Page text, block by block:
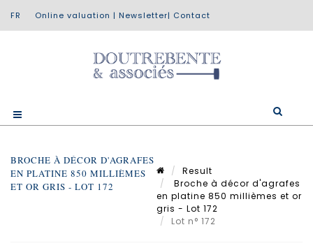
Online valuation | Newsletter| Contact
BROCHE À DÉCOR D'AGRAFES
EN PLATINE 850 MILLIÈMES
ET OR GRIS - LOT 172
Result
Broche à décor d'agrafes
en platine 850 millièmes et or
gris - Lot 172
Lot n° 172